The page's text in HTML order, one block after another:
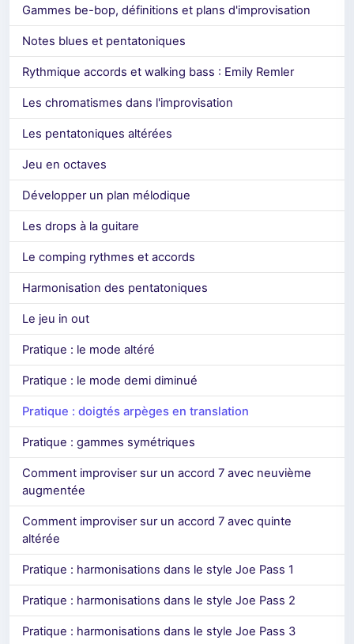
Gammes be-bop, définitions et plans d'improvisation
Notes blues et pentatoniques
Rythmique accords et walking bass : Emily Remler
Les chromatismes dans l'improvisation
Les pentatoniques altérées
Jeu en octaves
Développer un plan mélodique
Les drops à la guitare
Le comping rythmes et accords
Harmonisation des pentatoniques
Le jeu in out
Pratique : le mode altéré
Pratique : le mode demi diminué
Pratique : doigtés arpèges en translation
Pratique : gammes symétriques
Comment improviser sur un accord 7 avec neuvième
augmentée
Comment improviser sur un accord 7 avec quinte
altérée
Pratique : harmonisations dans le style Joe Pass 1
Pratique : harmonisations dans le style Joe Pass 2
Pratique : harmonisations dans le style Joe Pass 3